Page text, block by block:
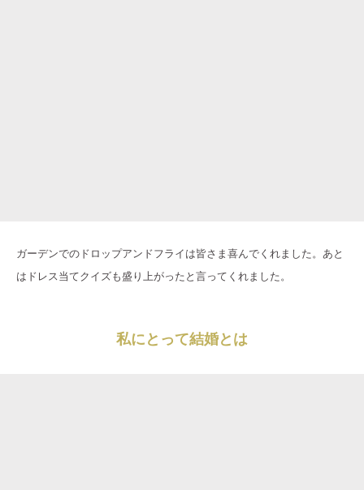
ガーデンでのドロップアンドフライは皆さま喜んでくれました。あと
はドレス当てクイズも盛り上がったと言ってくれました。
私にとって結婚とは